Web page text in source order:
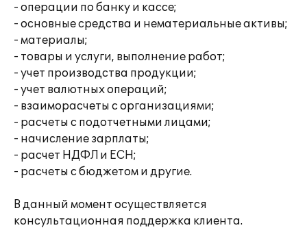
- операции по банку и кассе;
- основные средства и нематериальные активы;
- материалы;
- товары и услуги, выполнение работ;
- учет производства продукции;
- учет валютных операций;
- взаиморасчеты с организациями;
- расчеты с подотчетными лицами;
- начисление зарплаты;
- расчет НДФЛ и ЕСН;
- расчеты с бюджетом и другие.
В данный момент осуществляется
консультационная поддержка клиента.